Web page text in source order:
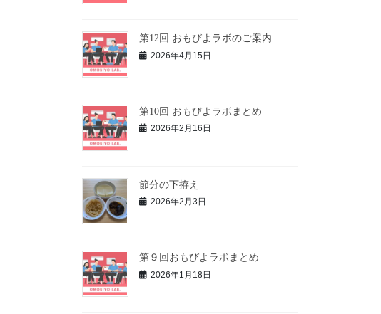
第12回 おもびよラボのご案内
2026年4月15日
第10回 おもびよラボまとめ
2026年2月16日
節分の下拵え
2026年2月3日
第９回おもびよラボまとめ
2026年1月18日